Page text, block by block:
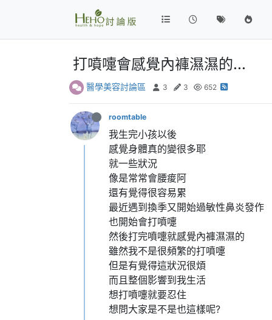
打噴嚏會感覺內褲濕濕的...
醫學美容討論區 3 3 652
roomtable
我生完小孩以後
感覺身體真的變很多耶
就一些狀況
像是常常會腰痠阿
還有覺得很容易累
最近遇到換季又開始過敏性鼻炎發作
也開始會打噴嚏
然後打完噴嚏就感覺內褲濕濕的
雖然我不是很頻繁的打噴嚏
但是有覺得這狀況很煩
而且整個影響到我生活
想打噴嚏就要忍住
想問大家是不是也這樣呢?